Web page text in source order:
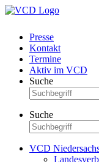
Presse
Kontakt
Termine
Aktiv im VCD
Suche
Suche
VCD